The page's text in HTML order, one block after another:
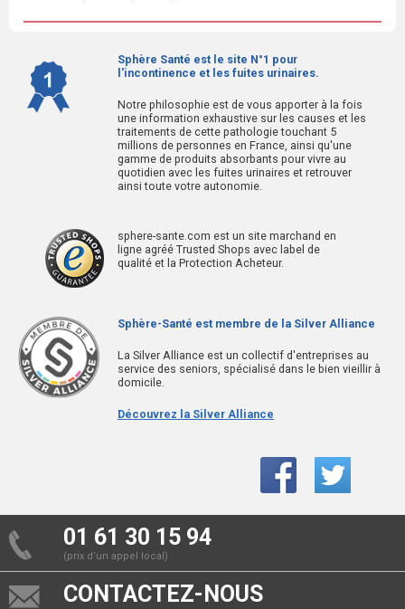
Sphère Santé est le site N°1 pour
l'incontinence et les fuites urinaires.
Notre philosophie est de vous apporter à la fois
une information exhaustive sur les causes et les
traitements de cette pathologie touchant 5
millions de personnes en France, ainsi qu'une
gamme de produits absorbants pour vivre au
quotidien avec les fuites urinaires et retrouver
ainsi toute votre autonomie.
sphere-sante.com est un site marchand en
ligne agréé Trusted Shops avec label de
qualité et la Protection Acheteur.
Sphère-Santé est membre de la Silver Alliance
La Silver Alliance est un collectif d'entreprises au
service des seniors, spécialisé dans le bien vieillir à
domicile.
Découvrez la Silver Alliance
01 61 30 15 94
(prix d’un appel local)
CONTACTEZ-NOUS